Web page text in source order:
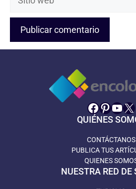
Facebook
X
QUIÉNES
CONTÁCTANOS
PUBLICA TUS
QUIENES
NUESTRA RED DE